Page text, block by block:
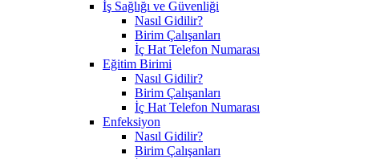
İş Sağlığı ve Güvenliği
Nasıl Gidilir?
Birim Çalışanları
İç Hat Telefon Numarası
Eğitim Birimi
Nasıl Gidilir?
Birim Çalışanları
İç Hat Telefon Numarası
Enfeksiyon
Nasıl Gidilir?
Birim Çalışanları